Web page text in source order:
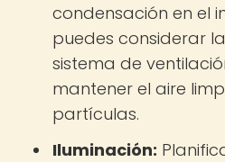
condensación en el
puedes considerar
sistema de
mantener el aire
partículas.
Iluminación: